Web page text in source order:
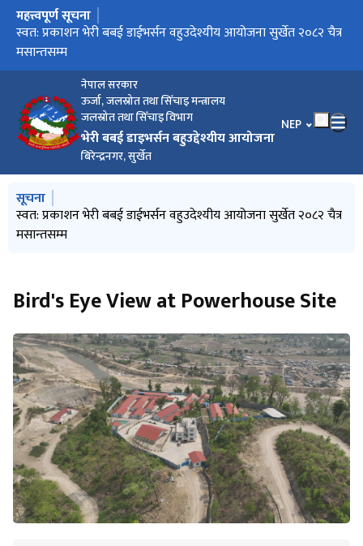
नेपाल सरकार
ऊर्जा, जलस्रोत तथा सिँचाइ मन्त्रालय
जलस्रोत तथा सिँचाइ विभाग
भेरी बबई डाइभर्सन बहुउद्देश्यीय आयोजना
बिरेन्द्रनगर, सुर्खेत
भाषा चयन गर्नुहोस्
NEP
मुख्य नेभिगेसनमा जानुहोस्
महत्त्वपूर्ण सूचना
प्रसारण लाईनको वातावरणीय अध्ययनको क्षेत्र निर्धारणको लागि
सार्वजनिक सूचना
स्वत: प्रकाशन भेरी बबई डाईभर्सन वहुउदेश्यीय आयोजना सुर्खेत २०८२ चैत्र
मसान्तसम्म
आर्थिक वर्ष २०८१/०८२ सम्मको प्रगति विवरण सम्बन्धमा
सूचनाको हक सम्बन्धि प्रगति २०८२ श्रावण १ देखि असोज मसान्तसम्म
मुख्य नेभिगेसनमा जानुहोस्
सूचना
प्रसारण लाईनको वातावरणीय अध्ययनको क्षेत्र निर्धारणको लागि
सार्वजनिक सूचना
स्वत: प्रकाशन भेरी बबई डाईभर्सन वहुउदेश्यीय आयोजना सुर्खेत २०८२ चैत्र
मसान्तसम्म
सूचनाको हक सम्बन्धि प्रगति २०८२ श्रावण १ देखि असोज मसान्तसम्म
Bird's Eye View at Powerhouse Site